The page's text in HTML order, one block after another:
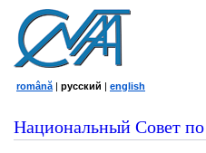
română | русский | english
Национальный Совет